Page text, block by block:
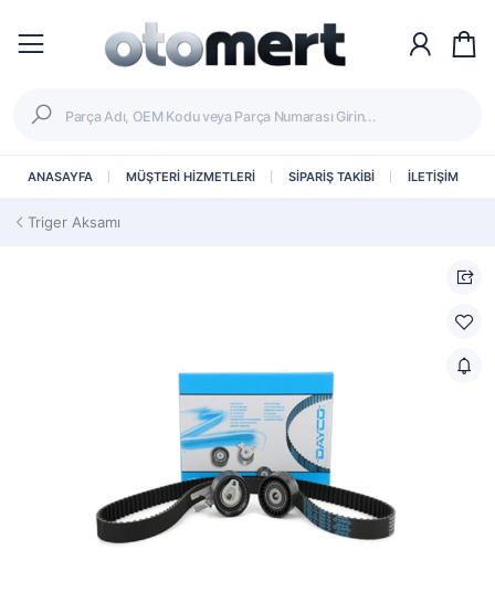
ANASAYFA MÜŞTERİ HİZMETLERİ SİPARİŞ TAKİBİ İLETİŞİM
Triger Aksamı